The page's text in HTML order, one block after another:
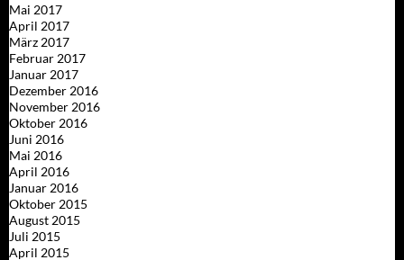
Mai 2017
April 2017
März 2017
Februar 2017
Januar 2017
Dezember 2016
November 2016
Oktober 2016
Juni 2016
Mai 2016
April 2016
Januar 2016
Oktober 2015
August 2015
Juli 2015
April 2015